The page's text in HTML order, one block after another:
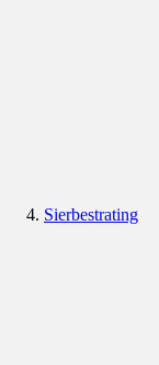
Sierbestrating